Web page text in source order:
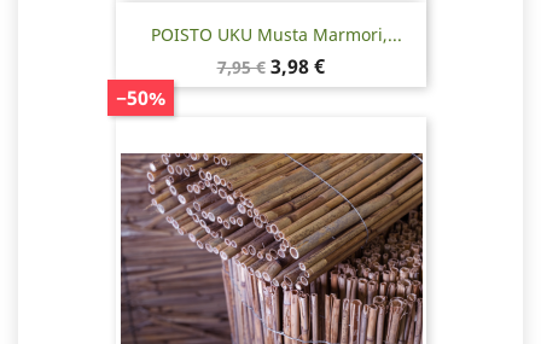
POISTO UKU Musta Marmori,...
Normaalihinta
7,95 €
−50%
Hinta
3,98 €